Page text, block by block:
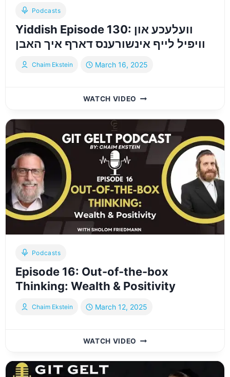
Podcasts
Yiddish Episode 130: וועלעכע און
וויפיל לייף אינשורענס דארף איך האבן
Chaim Ekstein March 16, 2025
WATCH VIDEO YIDDISH
130:
און
וויפיל
לייף
אינשורענס
איך
האבן
Podcasts
Episode 16: Out-of-the-box
Thinking: Wealth & Positivity
Chaim Ekstein March 12, 2025
WATCH VIDEO EPISODE
OUT-